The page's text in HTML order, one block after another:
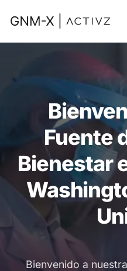
Fuente
Bienestar
Bienvenido a